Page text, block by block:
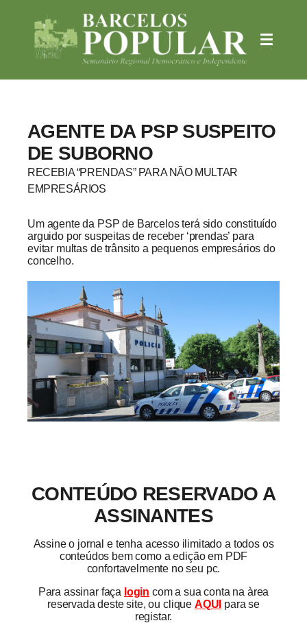
AGENTE DA PSP SUSPEITO
DE SUBORNO
RECEBIA “PRENDAS” PARA NÃO MULTAR
EMPRESÁRIOS
Um agente da PSP de Barcelos terá sido constituído
arguido por suspeitas de receber ‘prendas’ para
evitar multas de trânsito a pequenos empresários do
concelho.
CONTEÚDO RESERVADO A
ASSINANTES
Assine o jornal e tenha acesso ilimitado a todos os
conteúdos bem como a edição em PDF
confortavelmente no seu pc.
Para assinar faça login com a sua conta na àrea
reservada deste site, ou clique AQUI para se
registar.